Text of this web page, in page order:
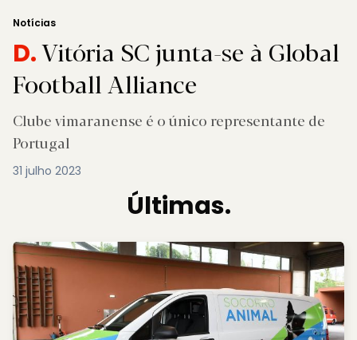
Notícias
D.Vitória SC junta-se à Global
Football Alliance
Clube vimaranense é o único representante de
Portugal
31 julho 2023
Últimas.